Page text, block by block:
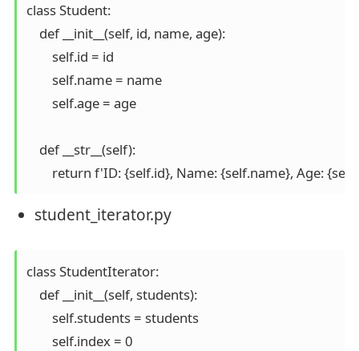
class Student:
    def __init__(self, id, name, age):
        self.id = id
        self.name = name
        self.age = age
    def __str__(self):
return f'ID: {self.id}, Name: {self.name}, Age:
student_iterator.py
class StudentIterator:
    def __init__(self, students):
        self.students = students
        self.index = 0